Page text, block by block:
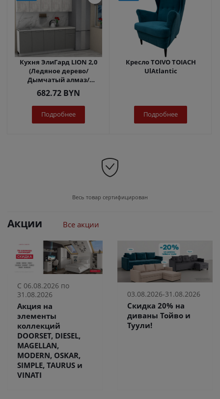
Кухня ЭлиГард LION 2,0
(Ледяное дерево/
Дымчатый алмаз/
Королевский опал)
682.72 BYN
Подробнее
Кресло TOIVO TOIACH
UlAtlantic
Подробнее
Весь товар сертифицирован
Акции Все акции
С 06.08.2026 по
31.08.2026
Акция на
элементы
коллекций
DOORSET, DIESEL,
MAGELLAN,
MODERN, OSKAR,
SIMPLE, TAURUS и
VINATI
03.08.2026-31.08.2026
Скидка 20% на
диваны Тойво и
Туули!